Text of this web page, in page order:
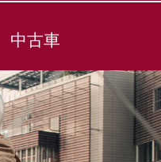
中古車